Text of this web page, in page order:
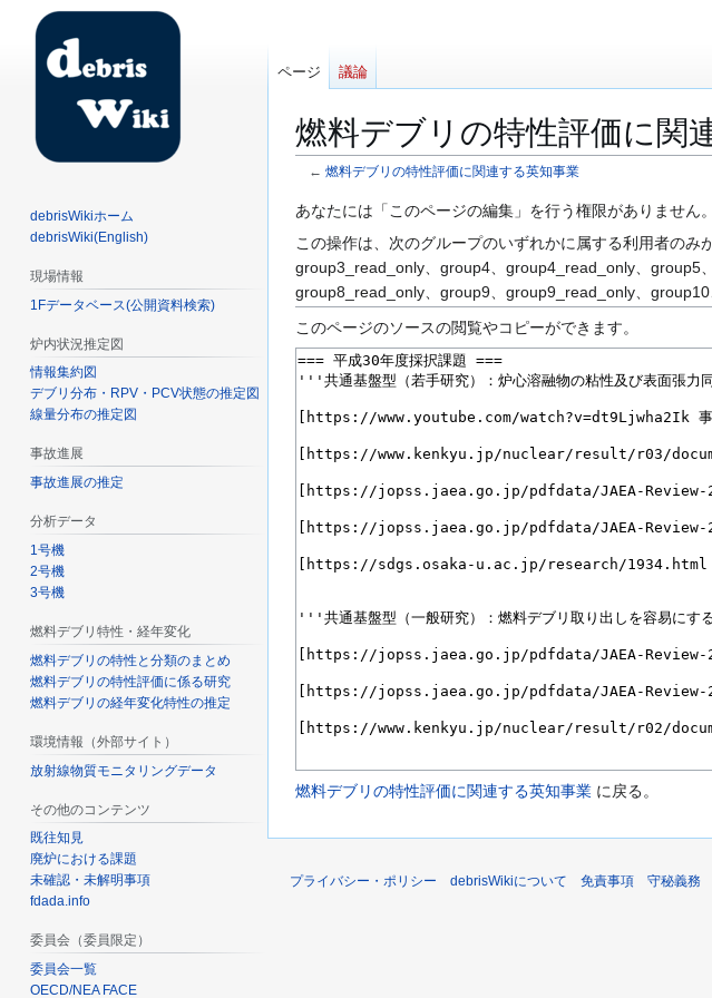
燃料デブリの特性評価に関
← 燃料デブリの特性評価に関連する英知事業
ナ
シ
ョ
ン
に
検
動
あなたには「このページの編集」を行う権限がありません
この操作は、次のグループのいずれかに属する利用者のみ
group3_read_only、group4、group4_read_only、group5
group8_read_only、group9、group9_read_only、
このページのソースの閲覧やコピーができます。
燃料デブリの特性評価に関連する英知事業 に戻る。
ページ 議論
debrisWikiホーム
debrisWiki(English)
現場情報
1Fデータベース(公開資料検索)
炉内状況推定図
情報集約図
デブリ分布・RPV・PCV状態の推定図
線量分布の推定図
事故進展
事故進展の推定
分析データ
1号機
2号機
3号機
燃料デブリ特性・経年変化
燃料デブリの特性と分類のまとめ
燃料デブリの特性評価に係る研究
燃料デブリの経年変化特性の推定
環境情報（外部サイト）
放射線物質モニタリングデータ
その他のコンテンツ
既往知見
廃炉における課題
未確認・未解明事項
fdada.info
委員会（委員限定）
委員会一覧
OECD/NEA FACE
プライバシー・ポリシー debrisWikiについて 免責事項 守秘義務